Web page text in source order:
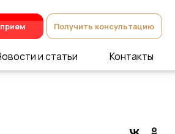
Контакты
и статьи
Получить консультацию